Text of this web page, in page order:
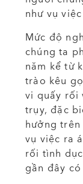
như vụ
Mức độ
chúng ta
năm kể từ
trào kêu
vi quấy rối
trụy, đặc
hưởng
vụ việc ra
rối tình
gần đây